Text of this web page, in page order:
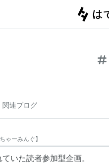
関連ブログ
ゃーみんぐ】
いた読者参加型企画。